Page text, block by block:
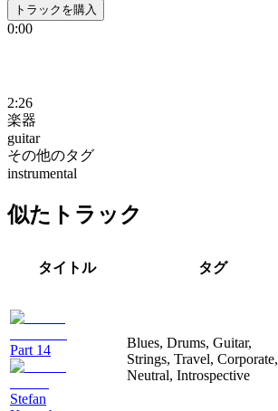
トラックを購入
0:00
2:26
楽器
guitar
その他のタグ
instrumental
似たトラック
タイトル タグ
Part 14
Stefan
Blues, Drums, Guitar,
Strings, Travel, Corporate,
Neutral, Introspective